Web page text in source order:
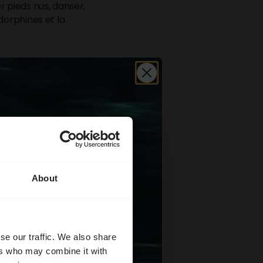
About
our traffic. We also share
who may combine it with
nus, danser,
et la
et à l'équilibre
ou la baisse de